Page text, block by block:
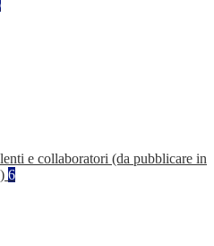
e collaboratori (da pubblicare in
6